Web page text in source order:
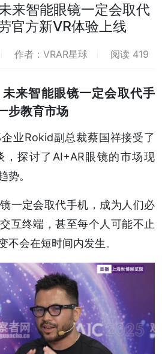
来智能眼镜一定会取代
官方新VR体验上线
作者：VRAR星球 阅读 419
来智能眼镜一定会取代手
步教育市场
业Rokid副总裁蔡国祥接受了
，探讨了AI+AR眼镜的市场现
势。
一定会取代手机，成为人们必
互终端，甚至每个人可能不止
不会在短时间内发生。